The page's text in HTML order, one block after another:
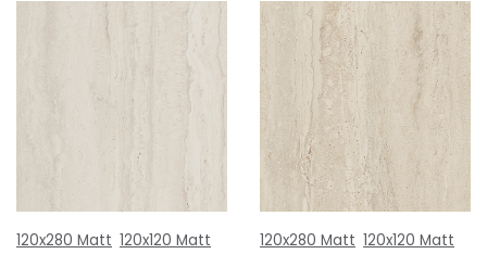
120x280 Matt 120x120 Matt
120x280 Matt 120x120 Matt